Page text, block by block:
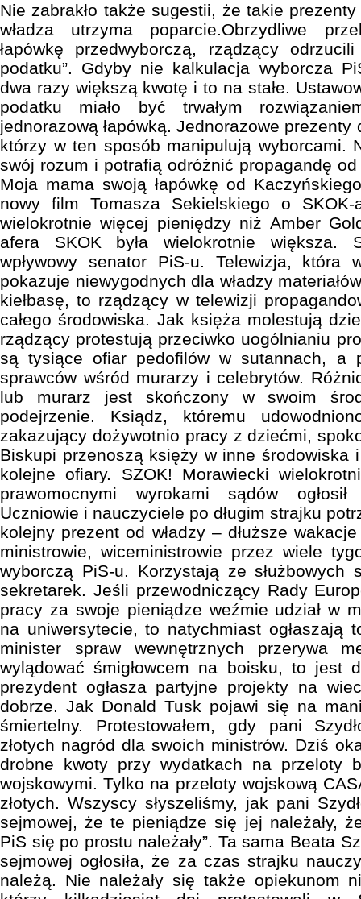
Nie zabrakło także sugestii, że takie
władza utrzyma poparcie.Obrzydliwe
łapówkę przedwyborczą, rządzący
podatku”. Gdyby nie kalkulacja wyborcza
dwa razy większą kwotę i to na stałe.
podatku miało być trwałym
jednorazową łapówką. Jednorazowe
którzy w ten sposób manipulują wyborcami.
swój rozum i potrafią odróżnić propagandę
Moja mama swoją łapówkę od
nowy film Tomasza Sekielskiego o SKOK-
wielokrotnie więcej pieniędzy niż Amber
afera SKOK była wielokrotnie większa.
wpływowy senator PiS-u. Telewizja, która
pokazuje niewygodnych dla władzy
kiełbasę, to rządzący w telewizji
całego środowiska. Jak księża molestują
rządzący protestują przeciwko uogólnianiu
są tysiące ofiar pedofilów w sutannach, a
sprawców wśród murarzy i celebrytów.
lub murarz jest skończony w swoim
podejrzenie. Ksiądz, któremu
zakazujący dożywotnio pracy z dziećmi,
Biskupi przenoszą księży w inne środowiska
kolejne ofiary. SZOK! Morawiecki
prawomocnymi wyrokami sądów
Uczniowie i nauczyciele po długim strajku
kolejny prezent od władzy – dłuższe
ministrowie, wiceministrowie przez wiele
wyborczą PiS-u. Korzystają ze służbowych
sekretarek. Jeśli przewodniczący Rady
pracy za swoje pieniądze weźmie udział w
na uniwersytecie, to natychmiast ogłaszają
minister spraw wewnętrznych przerywa
wylądować śmigłowcem na boisku, to jest
prezydent ogłasza partyjne projekty na
dobrze. Jak Donald Tusk pojawi się na
śmiertelny. Protestowałem, gdy pani
złotych nagród dla swoich ministrów. Dziś
drobne kwoty przy wydatkach na przeloty
wojskowymi. Tylko na przeloty wojskową
złotych. Wszyscy słyszeliśmy, jak pani
sejmowej, że te pieniądze się jej należały,
PiS się po prostu należały”. Ta sama Beata
sejmowej ogłosiła, że za czas strajku
należą. Nie należały się także opiekunom